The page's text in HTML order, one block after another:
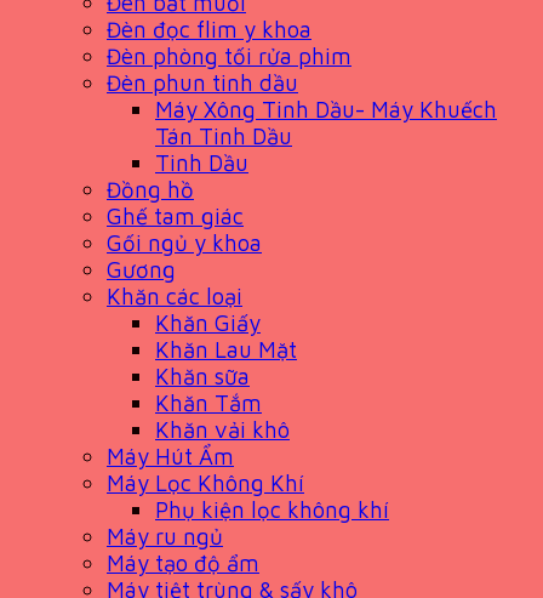
Đèn đọc flim y khoa
Đèn phòng tối rửa phim
Đèn phun tinh dầu
Máy Xông Tinh Dầu- Máy Khuếch
Tán Tinh Dầu
Tinh Dầu
Đồng hồ
Ghế tam giác
Gối ngủ y khoa
Gương
Khăn các loại
Khăn Giấy
Khăn Lau Mặt
Khăn sữa
Khăn Tắm
Khăn vải khô
Máy Hút Ẩm
Máy Lọc Không Khí
Phụ kiện lọc không khí
Máy ru ngủ
Máy tạo độ ẩm
Máy tiệt trùng & sấy khô